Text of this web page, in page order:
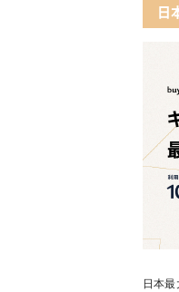
日
日本